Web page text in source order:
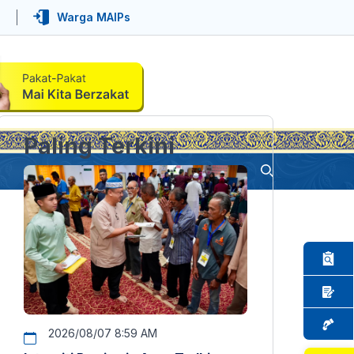
Warga MAIPs
Paling Terkini
2026/08/07 8:59 AM